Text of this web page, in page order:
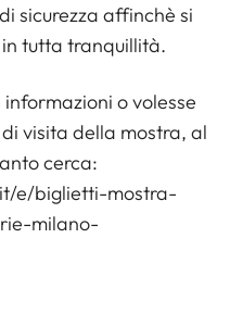
sicurezza affinchè si
tutta tranquillità.
o volesse
visita della mostra, al
cerca:
e/biglietti-mostra-
milano-